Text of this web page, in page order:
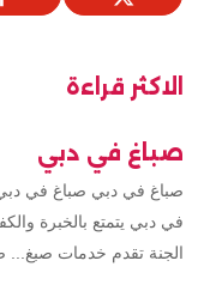
الاكثر قراءة
صباغ في دبي
صباغ في دبي صباغ في
في دبي يتمتع بالخبرة
الجنة تقدم خدمات صبغ...